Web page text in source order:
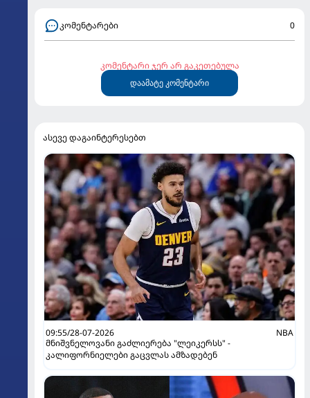
კომენტარები 0
კომენტარი ჯერ არ გაკეთებულა
დაამატე კომენტარი
ასევე დაგაინტერესებთ
09:55/28-07-2026
NBA
მნიშვნელოვანი გაძლიერება "ლეიკერსს" -
კალიფორნიელები გაცვლას ამზადებენ